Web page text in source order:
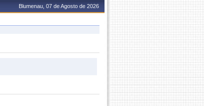
Blumenau, 07 de Agosto de 2026